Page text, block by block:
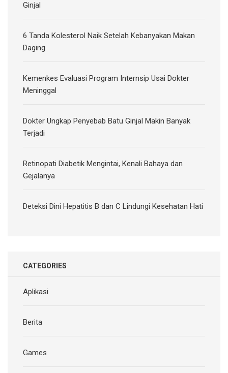
Ginjal
6 Tanda Kolesterol Naik Setelah Kebanyakan Makan
Daging
Kemenkes Evaluasi Program Internsip Usai Dokter
Meninggal
Dokter Ungkap Penyebab Batu Ginjal Makin Banyak
Terjadi
Retinopati Diabetik Mengintai, Kenali Bahaya dan
Gejalanya
Deteksi Dini Hepatitis B dan C Lindungi Kesehatan Hati
CATEGORIES
Aplikasi
Berita
Games